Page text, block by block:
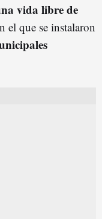
vida libre de
el que se instalaron